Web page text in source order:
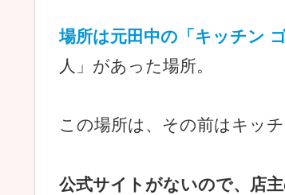
場所は元田中の「キッチン
人」があった場所。
この場所は、その前はキッ
公式サイトがないので、店